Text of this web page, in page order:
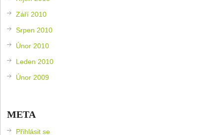
Září 2010
Srpen 2010
Únor 2010
Leden 2010
Únor 2009
META
Přihlásit se